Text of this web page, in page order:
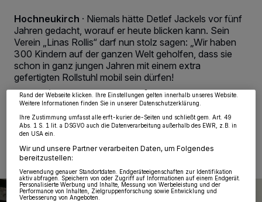
Hochneukirch · Niemals hätte Detlef Jackels vor fünf
Jahren gedacht, worauf er heute blicken kann. Sein
Verein „Linas Rollis“ darf nun stolz sagen: „Wir haben
300 Kindern auf der ganzen Welt geholfen, dass sie
schon in ganz jungen Jahren mit einem extra
gefertigten Rollstuhl mobil sein dürfen!
13.05.2022 , 16:27 Uhr 2 Minuten Lesezeit
Wir und unsere218-Partner speichern und greifen auf personenbezogene Daten
wie Browserdaten oder eindeutige Kennungen auf Ihrem Gerät zu. Durch Auswahl
von OK aktivieren Sie Tracking-Technologien für die unter „Wir und unsere
Partner verarbeiten Daten, um Ihnen Dienste bereitzustellen“ aufgeführten
Zwecke. Wenn Tracker deaktiviert sind, sind manche Inhalte und Anzeigen
möglicherweise nicht mehr so relevant für Sie. Sie können dieses Menü jederzeit
wieder aufrufen, um Ihre Einstellungen zu ändern oder Ihre Einwilligung zu
Rand der Webseite klicken. Ihre Einstellungen gelten innerhalb unseres Website.
Weitere Informationen finden Sie in unserer Datenschutzerklärung.
Ihre Zustimmung umfasst alle erft-kurier.de-Seiten und schließt gem. Art. 49
Abs. 1 S. 1 lit. a DSGVO auch die Datenverarbeitung außerhalb des EWR, z.B. in
den USA ein.
Wir und unsere Partner verarbeiten Daten, um Folgendes
bereitzustellen:
Verwendung genauer Standortdaten. Endgeräteeigenschaften zur Identifikation
aktiv abfragen. Speichern von oder Zugriff auf Informationen auf einem Endgerät.
Personalisierte Werbung und Inhalte, Messung von Werbeleistung und der
Performance von Inhalten, Zielgruppenforschung sowie Entwicklung und
Verbesserung von Angeboten.